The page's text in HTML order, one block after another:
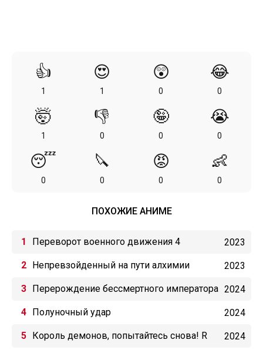
👍
1
😍
1
😲
0
😂
0
🤯
1
👎
0
🤪
0
😭
0
😴
0
🔪
0
😡
0
👶
0
ПОХОЖИЕ АНИМЕ
Переворот военного движения 4 2023
Непревзойденный на пути алхимии 2023
Перерождение бессмертного императора
(2024)
2024
Полуночный удар 2024
Король демонов, попытайтесь снова! R 2024